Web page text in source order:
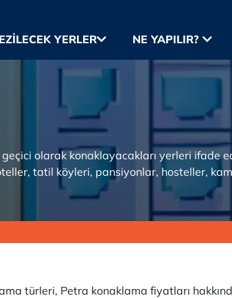
YERLER NE YAPILIR?
olarak konaklayacakları yerleri ifade
tatil köyleri, pansiyonlar, hosteller,
türleri, Petra konaklama fiyatları